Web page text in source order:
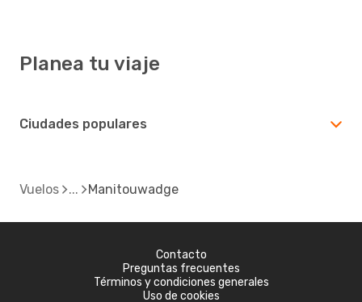
Planea tu viaje
Ciudades populares
Vuelos Manitouwadge
Contacto
Preguntas frecuentes
Términos y condiciones generales
Uso de cookies